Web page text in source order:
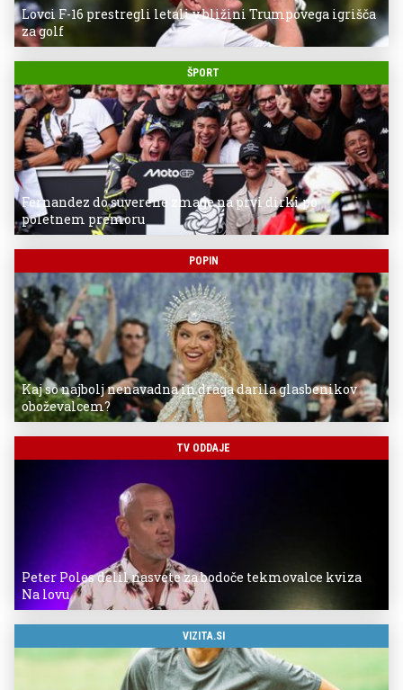
Lovci F-16 prestregli letali v bližini Trumpovega igrišča
za golf
ŠPORT
Fernandez do suverene zmage na prvi dirki po
poletnem premoru
POPIN
Kaj so najbolj nenavadna in draga darila glasbenikov
oboževalcem?
TV ODDAJE
Peter Poles delil nasvete za bodoče tekmovalce kviza
Na lovu
VIZITA.SI